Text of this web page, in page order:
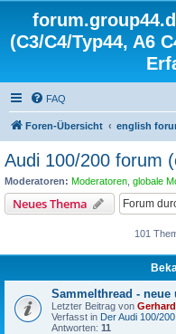
(C3/C4/Typ44, A6
FAQ
Foren-Übersicht english
Audi 100/200 forum
Moderatoren: Moderatoren globale
Neues Thema
101
Sammelthread -
Letzter Beitrag von Gerhard
Verfasst in Der Audi 100/
Antworten: 11